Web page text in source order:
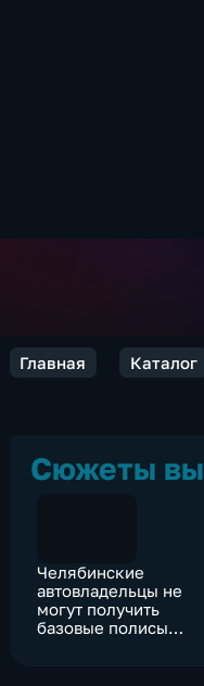
Главная Каталог
Сюжеты
Челябинские
автовладельцы не
могут получить
базовые полисы